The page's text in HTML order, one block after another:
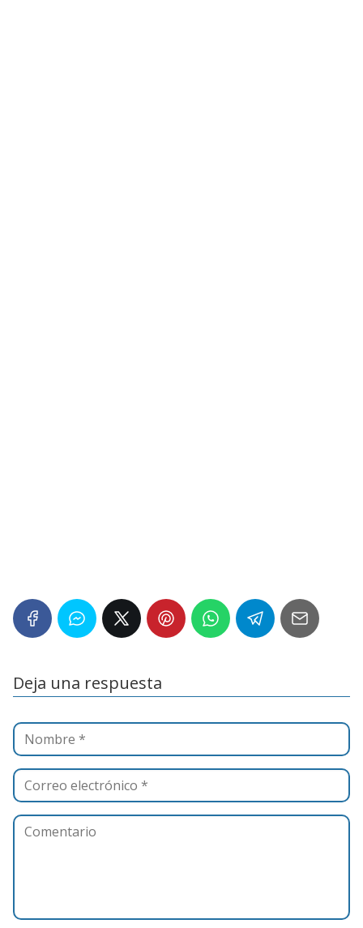
Deja una respuesta